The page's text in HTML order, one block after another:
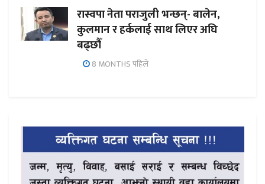
रास्वपा नेता पराजुली भन्छन्- बालेन,
कुलमान र हर्कलाई साथ लिएर अघि
बढ्छौँ
8 MONTHS पहिले